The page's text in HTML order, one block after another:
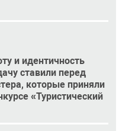
и идентичность
ставили перед
которые приняли
«Туристический